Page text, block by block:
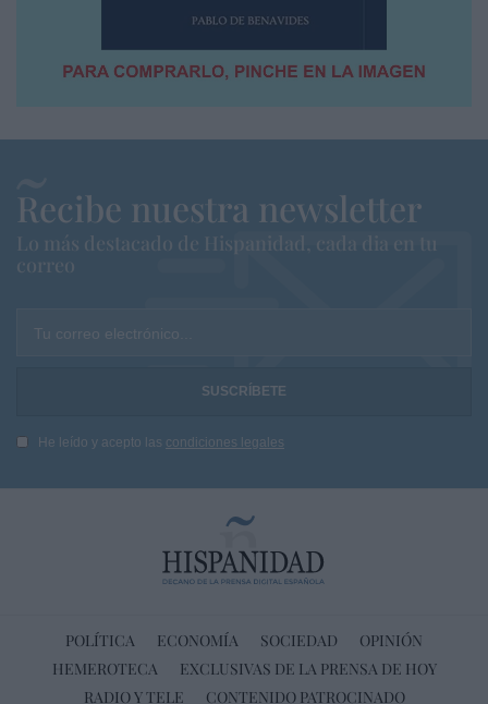
Recibe nuestra newsletter
Lo más destacado de Hispanidad, cada dia en tu
correo
Tu correo electrónico...
He leído y acepto las condiciones legales
POLÍTICA ECONOMÍA SOCIEDAD
OPINIÓN
HEMEROTECA
EXCLUSIVAS DE LA PRENSA DE HOY
RADIO Y TELE
CONTENIDO PATROCINADO